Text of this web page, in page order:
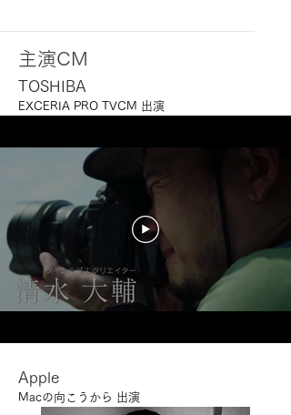
主演CM
TOSHIBA
EXCERIA PRO TVCM 出演
Apple
Macの向こうから 出演